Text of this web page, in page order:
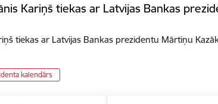
Kariņš tiekas ar Latvijas Bankas
tiekas ar Latvijas Bankas prezidentu Mārtiņu
kalendārs